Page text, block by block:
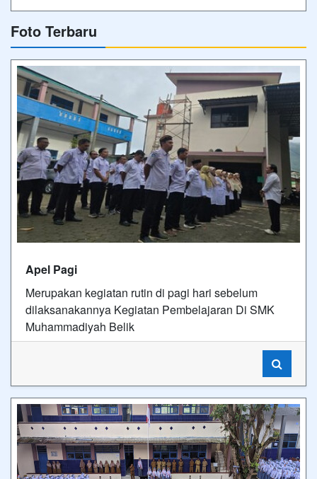
Foto Terbaru
Apel Pagi
Merupakan kegiatan rutin di pagi hari sebelum
dilaksanakannya Kegiatan Pembelajaran Di SMK
Muhammadiyah Belik